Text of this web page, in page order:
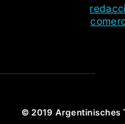
© 2019 Argentinisches